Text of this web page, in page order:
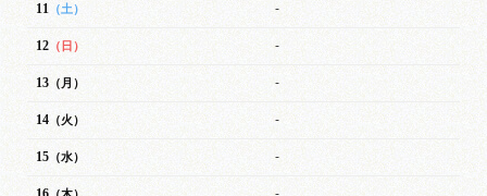
11 （土） -
12 （日） -
13 （月） -
14 （火） -
15 （水） -